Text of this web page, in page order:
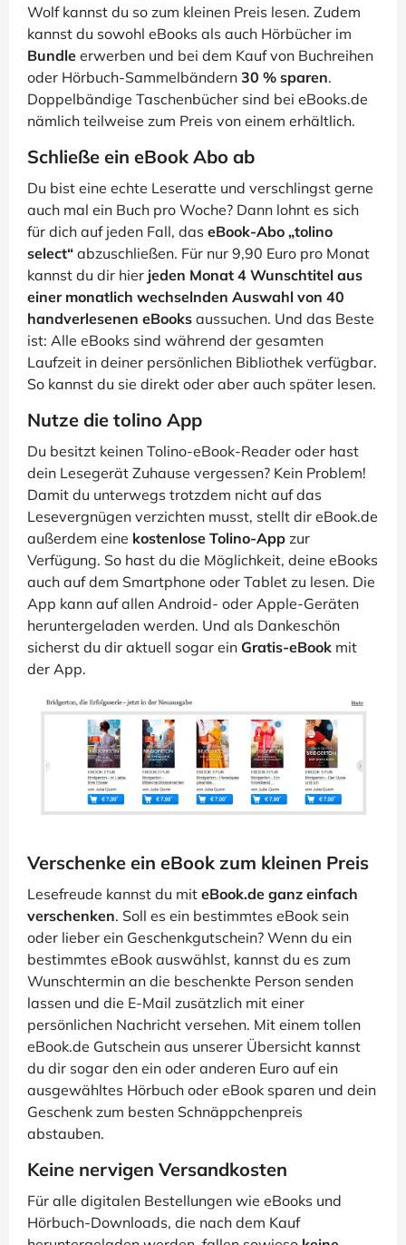
Wolf kannst du so zum kleinen Preis lesen. Zudem
kannst du sowohl eBooks als auch Hörbücher im
Bundle erwerben und bei dem Kauf von Buchreihen
oder Hörbuch-Sammelbändern 30 % sparen.
Doppelbändige Taschenbücher sind bei eBooks.de
nämlich teilweise zum Preis von einem erhältlich.
Schließe ein eBook Abo ab
Du bist eine echte Leseratte und verschlingst gerne
auch mal ein Buch pro Woche? Dann lohnt es sich
für dich auf jeden Fall, das eBook-Abo „tolino
select“ abzuschließen. Für nur 9,90 Euro pro Monat
kannst du dir hier jeden Monat 4 Wunschtitel aus
einer monatlich wechselnden Auswahl von 40
handverlesenen eBooks aussuchen. Und das Beste
ist: Alle eBooks sind während der gesamten
Laufzeit in deiner persönlichen Bibliothek verfügbar.
So kannst du sie direkt oder aber auch später lesen.
Nutze die tolino App
Du besitzt keinen Tolino-eBook-Reader oder hast
dein Lesegerät Zuhause vergessen? Kein Problem!
Damit du unterwegs trotzdem nicht auf das
Lesevergnügen verzichten musst, stellt dir eBook.de
außerdem eine kostenlose Tolino-App zur
Verfügung. So hast du die Möglichkeit, deine eBooks
auch auf dem Smartphone oder Tablet zu lesen. Die
App kann auf allen Android- oder Apple-Geräten
heruntergeladen werden. Und als Dankeschön
sicherst du dir aktuell sogar ein Gratis-eBook mit
der App.
Verschenke ein eBook zum kleinen Preis
Lesefreude kannst du mit eBook.de ganz einfach
verschenken. Soll es ein bestimmtes eBook sein
oder lieber ein Geschenkgutschein? Wenn du ein
bestimmtes eBook auswählst, kannst du es zum
Wunschtermin an die beschenkte Person senden
lassen und die E-Mail zusätzlich mit einer
persönlichen Nachricht versehen. Mit einem tollen
eBook.de Gutschein aus unserer Übersicht kannst
du dir sogar den ein oder anderen Euro auf ein
ausgewähltes Hörbuch oder eBook sparen und dein
Geschenk zum besten Schnäppchenpreis
abstauben.
Keine nervigen Versandkosten
Für alle digitalen Bestellungen wie eBooks und
Hörbuch-Downloads, die nach dem Kauf